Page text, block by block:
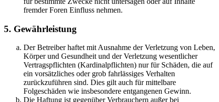
fremder Foren Einfluss nehmen.
5. Gewährleistung
Der Betreiber haftet mit Ausnahme der Verletzung von Leben,
Körper und Gesundheit und der Verletzung wesentlicher
Vertragspflichten (Kardinalpflichten) nur für Schäden, die auf
ein vorsätzliches oder grob fahrlässiges Verhalten
zurückzuführen sind. Dies gilt auch für mittelbare
Folgeschäden wie insbesondere entgangenen Gewinn.
Die Haftung ist gegenüber Verbrauchern außer bei